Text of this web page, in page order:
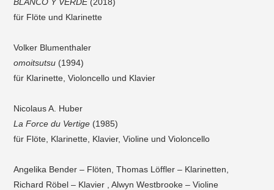
für Flöte und Klarinette
Volker Blumenthaler
omoitsutsu (1994)
für Klarinette, Violoncello und Klavier
Nicolaus A. Huber
La Force du Vertige (1985)
für Flöte, Klarinette, Klavier, Violine und Violoncello
Angelika Bender – Flöten, Thomas Löffler – Klarinetten,
Richard Röbel – Klavier , Alwyn Westbrooke – Violine